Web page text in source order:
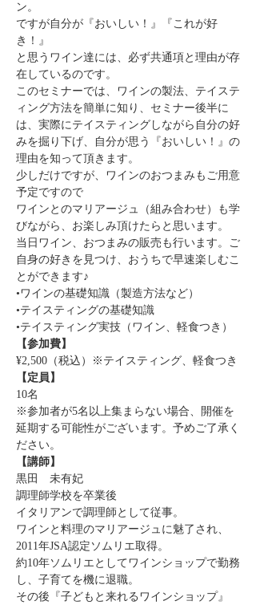
ン。
ですが自分が『おいしい！』『これが好
き！』
と思うワイン達には、必ず共通項と理由が存
在しているのです。
このセミナーでは、ワインの製法、テイステ
ィング方法を簡単に知り、セミナー後半に
は、実際にテイスティングしながら自分の好
みを掘り下げ、自分が思う『おいしい！』の
理由を知って頂きます。
少しだけですが、ワインのおつまみもご用意
予定ですので
ワインとのマリアージュ（組み合わせ）も学
びながら、お楽しみ頂けたらと思います。
当日ワイン、おつまみの販売も行います。ご
自身の好きを見つけ、おうちで早速楽しむこ
とができます♪
•ワインの基礎知識（製造方法など）
•テイスティングの基礎知識
•テイスティング実技（ワイン、軽食つき）
【参加費】
¥2,500（税込）※テイスティング、軽食つき
【定員】
10名
※参加者が5名以上集まらない場合、開催を
延期する可能性がございます。予めご了承く
ださい。
【講師】
黒田　未有妃
調理師学校を卒業後
イタリアンで調理師として従事。
ワインと料理のマリアージュに魅了され、
2011年JSA認定ソムリエ取得。
約10年ソムリエとしてワインショップで勤務
し、子育てを機に退職。
その後『子どもと来れるワインショップ』